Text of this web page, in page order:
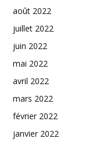
août 2022
juillet 2022
juin 2022
mai 2022
avril 2022
mars 2022
février 2022
janvier 2022